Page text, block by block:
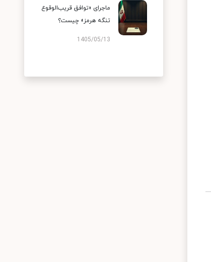
ماجرای «توافق قریب‌الوقوع
تنگه هرمز» چیست؟
1405/05/13